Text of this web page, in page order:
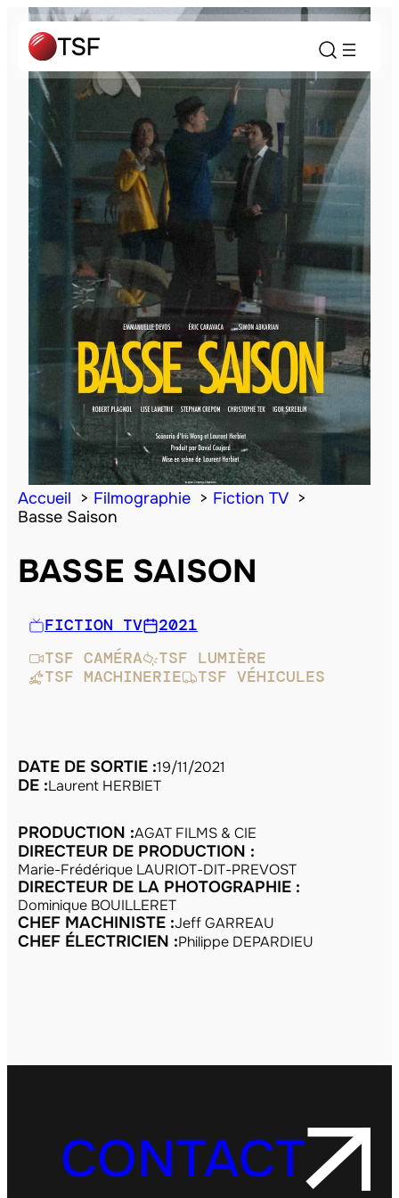
Accueil Filmographie
Fiction TV
Basse Saison
BASSE SAISON
FICTION TV
2021
TSF CAMÉRA
TSF LUMIÈRE
TSF MACHINERIE
TSF VÉHICULES
DATE DE SORTIE :19/11/2021
DE :Laurent HERBIET
PRODUCTION :AGAT FILMS & CIE
DIRECTEUR DE PRODUCTION :
Marie-Frédérique LAURIOT-DIT-PREVOST
DIRECTEUR DE LA PHOTOGRAPHIE :
Dominique BOUILLERET
CHEF MACHINISTE :Jeff GARREAU
CHEF ÉLECTRICIEN :Philippe DEPARDIEU
CONTACT